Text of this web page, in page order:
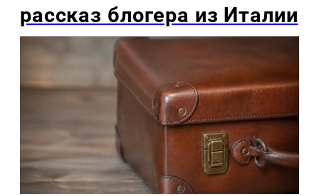
рассказ блогера из Италии